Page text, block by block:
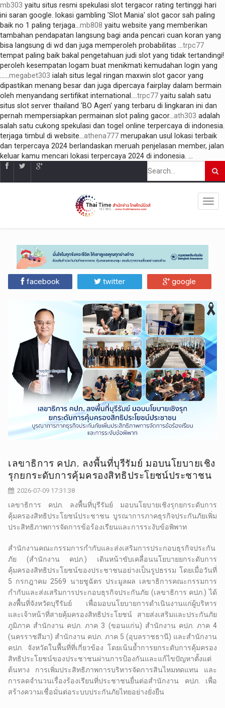
mb303 yaitu situs resmi spekulasi slot tergacor rating tertinggi hari
ini saran google. lokasi gambling 'Slot Mania' slot gacor sah paling
baik no 1 paling terjaga... mb808 yaitu website yang memberikan
tambahan pendapatan langsung bagi anda pencari cuan koran yang
bisa langsung di wd dan juga memperoleh probabilitas ... trpc77
tempat paling baik bakal pengetahuan judi slot yang tidak tertandingi!
peroleh kesempatan logam buat menikmati kemudahan login yang
megabet303 ialah situs legal ringan maxwin slot gacor yang
dipastikan menang besar dan juga dipercaya fairplay dalam bermain
oleh menyandang sertifikat international.... trpc77 yaitu salah satu
situs slot server thailand 'BO Agen' yang terbaru di lingkaran ini dan
pernah mempersiapkan permainan slot paling gacor... ath303 adalah
salah satu cukong spekulasi dan togel online terpercaya di indonesia.
terjaga timbul di website... athena777 merupakan usul lokasi terbaik
dan terpercaya 2024 berlandaskan meruah penjelasan member, jalan
keluar kamu mencari lokasi terpercaya 2024 di indonesia. ...
facebook twitter google
เลขาธิการ คปภ. ลงพื้นที่บุรีรัมย์ มอบนโยบายเชิง
รุกยกระดับการคุ้มครองสิทธิประโยชน์ประชาชน
2026-07-09 17:31:38
เลขาธิการ คปภ. ลงพื้นที่บุรีรัมย์ มอบนโยบายเชิงรุกยกระดับการ
คุ้มครองสิทธิประโยชน์ประชาชน บูรณาการภาคธุรกิจประกันภัยเพิ่ม
ประสิทธิภาพการจัดการข้อร้องเรียนและการระงับข้อพิพาท
สำนักงานคณะกรรมการกำกับและส่งเสริมการประกอบธุรกิจประกัน
ภัย (สำนักงาน คปภ.) เดินหน้าขับเคลื่อนนโยบายยกระดับการ
คุ้มครองสิทธิประโยชน์ของประชาชนอย่างเป็นรูปธรรม โดยเมื่อวันที่
5 กรกฎาคม 2569 นายชูฉัตร ประมูลผล เลขาธิการคณะกรรมการ
กำกับและส่งเสริมการประกอบธุรกิจประกันภัย (เลขาธิการ คปภ.) ได้
ลงพื้นที่จังหวัดบุรีรัมย์ เพื่อมอบนโยบายการดำเนินงานแก่ผู้บริหาร
และเจ้าหน้าที่สายคุ้มครองสิทธิประโยชน์ สายส่งเสริมและประกันภัย
ภูมิภาค สำนักงาน คปภ. ภาค 3 (ขอนแก่น) สำนักงาน คปภ. ภาค 4
(นครราชสีมา) สำนักงาน คปภ. ภาค 5 (อุบลราชธานี) และสำนักงาน
คปภ. จังหวัดในพื้นที่ที่เกี่ยวข้อง โดยเน้นย้ำการยกระดับการคุ้มครอง
สิทธิประโยชน์ของประชาชนผ่านการป้องกันและแก้ไขปัญหาตั้งแต่
ต้นทาง การเพิ่มประสิทธิภาพการบริหารจัดการสินไหมทดแทน และ
การลดจำนวนเรื่องร้องเรียนที่ประชาชนยื่นต่อสำนักงาน คปภ. เพื่อ
สร้างความเชื่อมั่นต่อระบบประกันภัยไทยอย่างยั่งยืน